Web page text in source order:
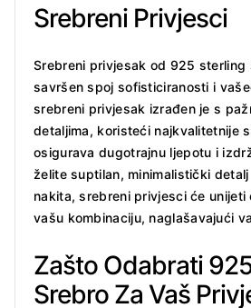
Srebreni Privjesci
Srebreni privjesak od 925 sterling
savršen spoj sofisticiranosti i
srebreni privjesak izrađen je s
detaljima, koristeći najkvalitetnije
osigurava dugotrajnu ljepotu i
želite suptilan, minimalistički
nakita, srebreni privjesci će unijeti
vašu kombinaciju, naglašavajući
Zašto Odabrati
Srebro Za Vaš